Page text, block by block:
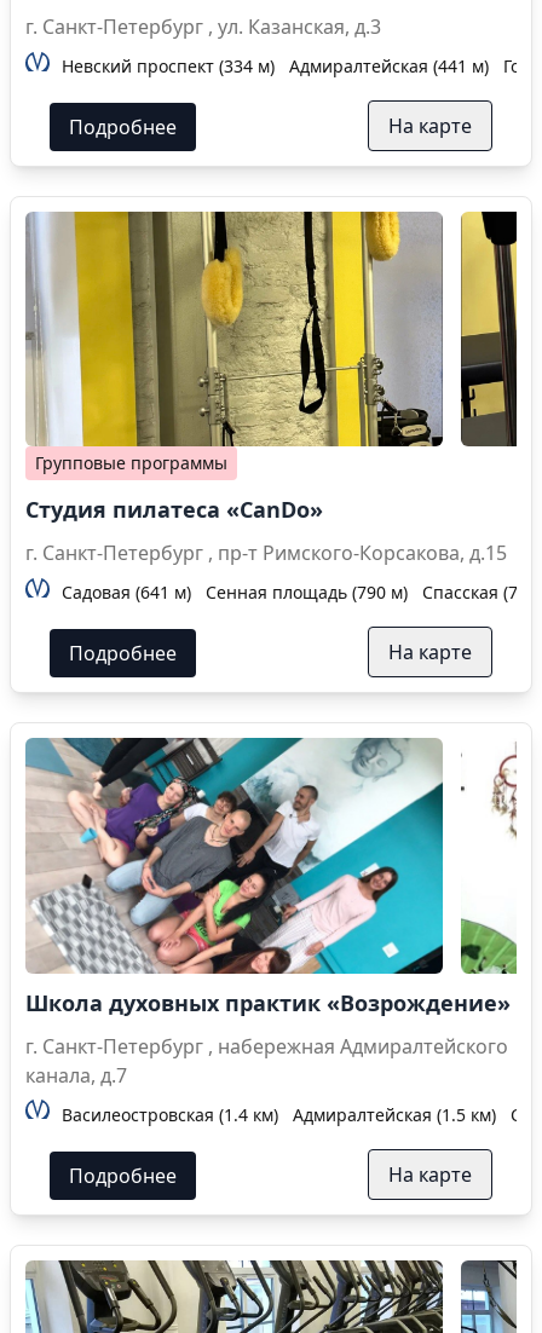
г. Санкт-Петербург , ул. Казанская, д.3
Невский проспект (334 м) Адмиралтейская (441 м)
Подробнее На карте
Групповые программы
Студия пилатеса «CanDo»
г. Санкт-Петербург , пр-т Римского-Корсакова, д.15
Садовая (641 м) Сенная площадь (790 м) Спасская
Подробнее На карте
Школа духовных практик «Возрождение»
г. Санкт-Петербург , набережная Адмиралтейского
канала, д.7
Василеостровская (1.4 км) Адмиралтейская (1.5 км)
Подробнее На карте